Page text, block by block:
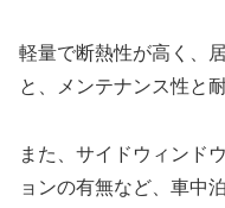
軽量で断熱性が高く、
と、メンテナンス性と
また、サイドウィンド
ョンの有無など、車中